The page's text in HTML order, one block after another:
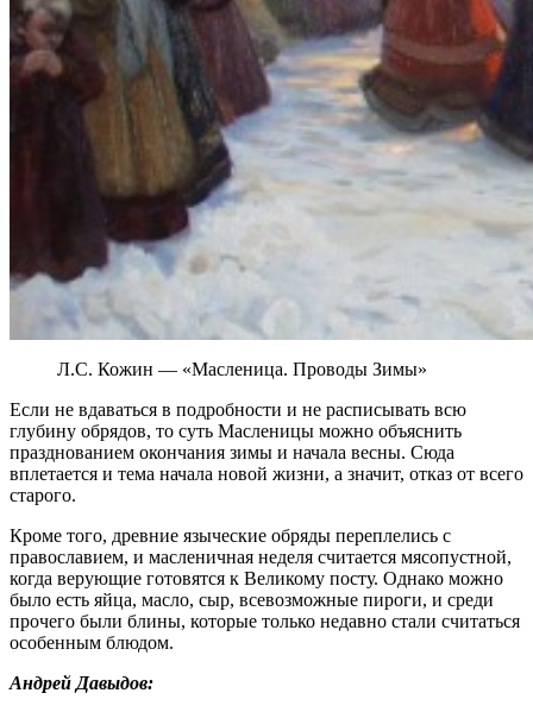
Л.С. Кожин — «Масленица. Проводы Зимы»
Если не вдаваться в подробности и не расписывать всю
глубину обрядов, то суть Масленицы можно объяснить
празднованием окончания зимы и начала весны. Сюда
вплетается и тема начала новой жизни, а значит, отказ от всего
старого.
Кроме того, древние языческие обряды переплелись с
православием, и масленичная неделя считается мясопустной,
когда верующие готовятся к Великому посту. Однако можно
было есть яйца, масло, сыр, всевозможные пироги, и среди
прочего были блины, которые только недавно стали считаться
особенным блюдом.
Андрей Давыдов: